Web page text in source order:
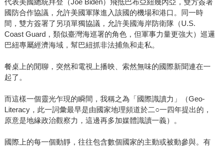
代表美國總統拜登（Joe Biden）飛抵巴布亞紐幾內亞，雙方簽署
國防合作協議，允許美國軍隊進入該國的機場和港口。同一時
間，雙方簽署了另項單獨協議，允許美國海岸防衛隊（U.S.
Coast Guard，類似臺灣海巡署的角色，但軍事力量更強大）巡邏
巴紐專屬經濟海域，幫巴紐抓非法捕魚和走私。
餐桌上的閒聊，突然和電視上播映、索然無味的國際新聞連在一
起了。
而這樣一個靈光乍現的瞬間，我稱之為「國際識讀力」（Geo-
Literacy，此一詞彙最早是由國家地理頻道於二○一四年提出的，
原意是地緣政治觀察力，這邊再多加媒體識讀一義）。
國際上的每一個動靜，往往包含數個國家的主動或被動參與。有